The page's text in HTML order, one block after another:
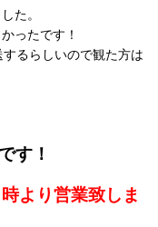
た。
ったです！
るらしいので観た方は
です！
より営業致しま